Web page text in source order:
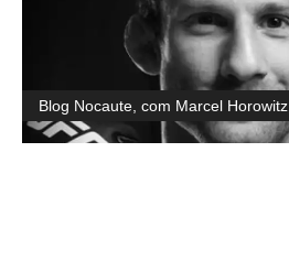
Blog Nocaute, com Marcel Horowitz